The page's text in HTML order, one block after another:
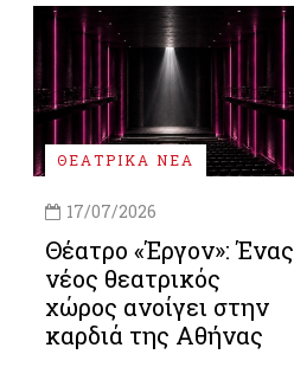
ΘΕΑΤΡΙΚΑ ΝΕΑ
17/07/2026
Θέατρο «Έργον»: Ένας
νέος θεατρικός
χώρος ανοίγει στην
καρδιά της Αθήνας